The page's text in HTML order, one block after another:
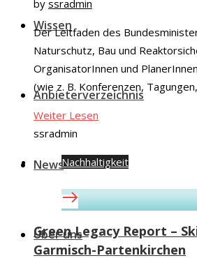
Wissen
Anbieterverzeichnis
News
Über uns
by ssradmin
Der Leitfaden des
Naturschutz, Bau und
OrganisatorInnen und
(wie z. B. Konferenzen,
Weiter Lesen
ssradmin
Nachhaltigkeit
Green Legacy Report –
Garmisch-Partenkirchen